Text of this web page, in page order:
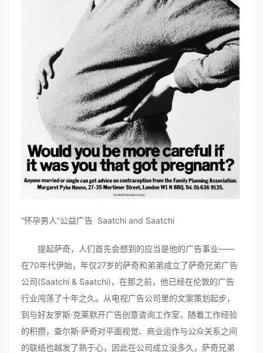
“怀孕男人”公益广告 Saatchi and Saatchi
提起萨奇，人们首先会想到的应当是他的广告事业——
在70年代伊始，年仅27岁的萨奇和弟弟成立了萨奇兄弟广告
公司(Saatchi & Saatchi)，在那之前，他已经在伦敦的广告
行业闯荡了十年之久。从电视广告公司里的文案策划起步，
到与好友罗斯·克莱默开广告创意咨询工作室，随着工作经验
的积攒，查尔斯·萨奇对平面视觉、商业运作与公众关系之间
的联结也越发了熟于心，因此在公司成立没多久，萨奇兄弟